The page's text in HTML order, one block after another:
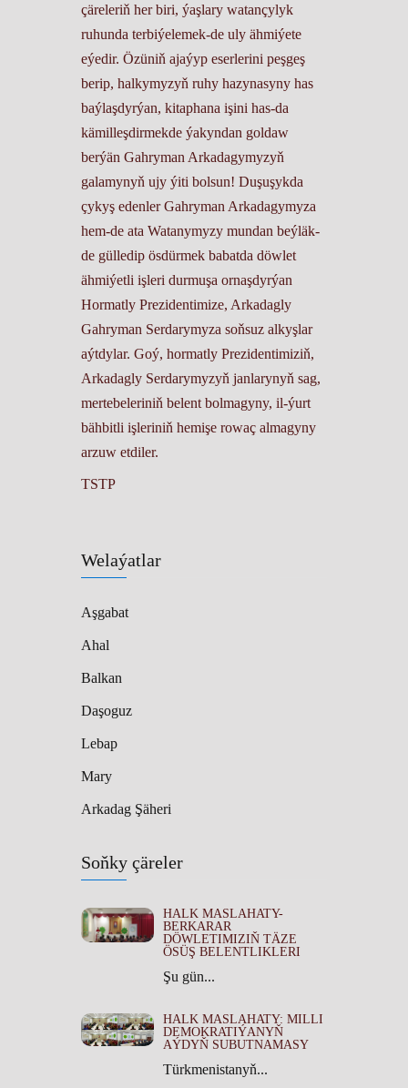
Welaýatlar
Aşgabat
Ahal
Balkan
Daşoguz
Lebap
Mary
Arkadag Şäheri
Soňky çäreler
HALK MASLAHATY-
BERKARAR
DÖWLETIMIZIŇ TÄZE
ÖSÜŞ BELENTLIKLERI
Şu gün...
HALK MASLAHATY: MILLI
DEMOKRATIÝANYŇ
AÝDYŇ SUBUTNAMASY
Türkmenistanyň...
çäreleriň her biri, ýaşlary watançylyk
ruhunda terbiýelemek-de uly ähmiýete
eýedir. Özüniň ajaýyp eserlerini peşgeş
berip, halkymyzyň ruhy hazynasyny has
baýlaşdyrýan, kitaphana işini has-da
kämilleşdirmekde ýakyndan goldaw
berýän Gahryman Arkadagymyzyň
galamynyň ujy ýiti bolsun! Duşuşykda
çykyş edenler Gahryman Arkadagymyza
hem-de ata Watanymyzy mundan beýläk-
de gülledip ösdürmek babatda döwlet
ähmiýetli işleri durmuşa ornaşdyrýan
Hormatly Prezidentimize, Arkadagly
Gahryman Serdarymyza soňsuz alkyşlar
aýtdylar. Goý, hormatly Prezidentimiziň,
Arkadagly Serdarymyzyň janlarynyň sag,
mertebeleriniň belent bolmagyny, il-ýurt
bähbitli işleriniň hemişe rowaç almagyny
arzuw etdiler.
TSTP